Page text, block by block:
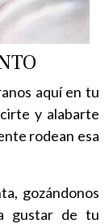
aquí en tu
y alabarte
rodean esa
gozándonos
gustar de tu